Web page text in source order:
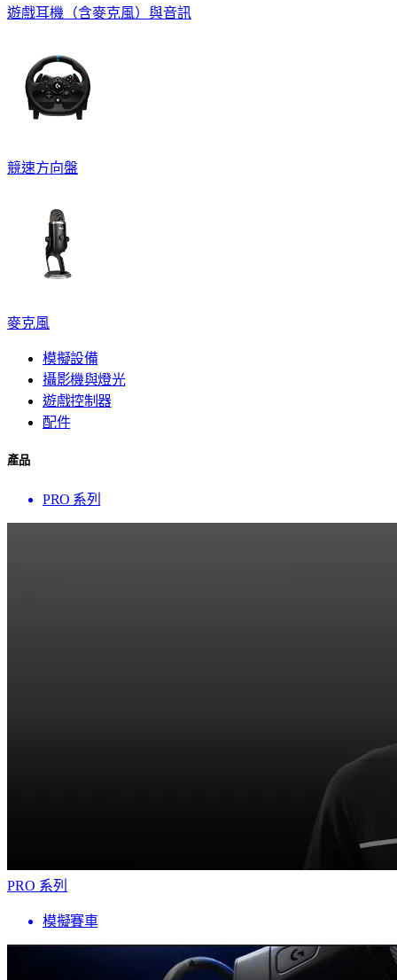
遊戲耳機（含麥克風）與音訊
競速方向盤
麥克風
模擬設備
攝影機與燈光
遊戲控制器
配件
產品
PRO 系列
PRO 系列
模擬賽車